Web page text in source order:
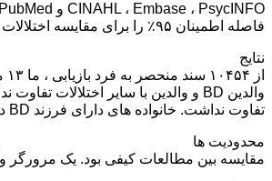
فاصله اطمینان ۹۵٪ را برای مقایسه اختلالات روانپزشکی فرزندان در داخل و در سراسر مطالعات محاسبه کردیم.
نتایج
تفاوت نداشت. خانواده های دارای فرزند BD درگیری بالاتری نسبت به خانواده های بدون فرزند BD داشتند.
محدودیت ها
مقایسه بین مطالعات کیفی بود. یک مرورگر